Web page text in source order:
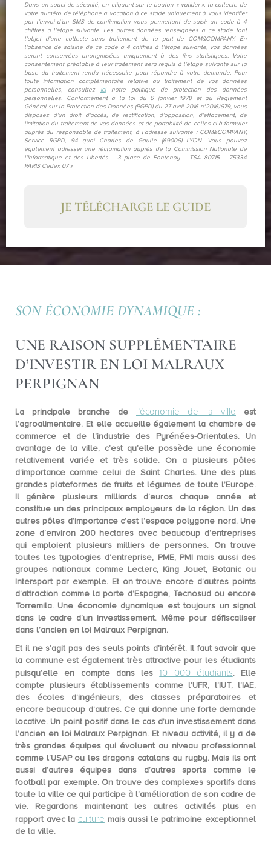
Dans un souci de sécurité, en cliquant sur le bouton « valider », la collecte de
votre numéro de téléphone a vocation à ce stade uniquement à vous identifier
par l’envoi d’un SMS de confirmation vous permettant de saisir un code à 4
chiffres à l’étape suivante. Les autres données renseignées à ce stade font
l’objet d’une collecte sans traitement de la part de COM&COMPANY. En
l’absence de saisine de ce code à 4 chiffres à l’étape suivante, vos données
seront conservées anonymisées uniquement à des fins statistiques. Votre
consentement préalable à leur traitement sera requis à l’étape suivante sur la
base du traitement rendu nécessaire pour répondre à votre demande. Pour
toute information complémentaire relative au traitement de vos données
personnelles, consultez
icinotre politique de protection des données
personnelles. Conformément à la loi du 6 janvier 1978 et au Règlement
Général sur la Protection des Données (RGPD) du 27 avril 2016 n°2016/679, vous
disposez d’un droit d’accès, de rectification, d’opposition, d’effacement, de
limitation du traitement de vos données et de portabilité de celles-ci à formuler
auprès du responsable de traitement, à l’adresse suivante : COM&COMPANY,
Service RGPD, 94 quai Charles de Gaulle (69006) LYON. Vous pouvez
également adresser une réclamation auprès de la Commission Nationale de
l’Informatique et des Libertés – 3 place de Fontenoy – TSA 80715 – 75334
PARIS Cedex 07 »
JE TÉLÉCHARGE LE GUIDE
SON ÉCONOMIE DYNAMIQUE :
UNE RAISON SUPPLÉMENTAIRE
D’INVESTIR EN LOI MALRAUX
PERPIGNAN
La principale branche de l’économie de la ville est
l’agroalimentaire. Et elle accueille également la chambre de
commerce et de l’industrie des Pyrénées-Orientales. Un
avantage de la ville, c’est qu’elle possède une économie
relativement variée et très solide. On a plusieurs pôles
d’importance comme celui de Saint Charles. Une des plus
grandes plateformes de fruits et légumes de toute l’Europe.
Il génère plusieurs milliards d’euros chaque année et
constitue un des principaux employeurs de la région. Un des
autres pôles d’importance c’est l’espace polygone nord. Une
zone d’environ 200 hectares avec beaucoup d’entreprises
qui emploient plusieurs milliers de personnes. On trouve
toutes les typologies d’entreprise, PME, PMI mais aussi des
groupes nationaux comme Leclerc, King Jouet, Botanic ou
Intersport par exemple. Et on trouve encore d’autres points
d’attraction comme la porte d’Espagne, Tecnosud ou encore
Torremila. Une économie dynamique est toujours un signal
dans le cadre d’un investissement. Même pour défiscaliser
dans l’ancien en loi Malraux Perpignan.
Et il ne s’agit pas des seuls points d’intérêt. Il faut savoir que
la commune est également très attractive pour les étudiants
puisqu’elle en compte dans les10 000 étudiants. Elle
compte plusieurs établissements comme l’UFR, l’IUT, l’IAE,
des écoles d’ingénieurs, des classes préparatoires et
encore beaucoup d’autres. Ce qui donne une forte demande
locative. Un point positif dans le cas d’un investissement dans
l’ancien en loi Malraux Perpignan. Et niveau activité, il y a de
très grandes équipes qui évoluent au niveau professionnel
comme l’USAP ou les dragons catalans au rugby. Mais ils ont
aussi d’autres équipes dans d’autres sports comme le
football par exemple. On trouve des complexes sportifs dans
toute la ville ce qui participe à l’amélioration de son cadre de
vie. Regardons maintenant les autres activités plus en
rapport avec la culture mais aussi le patrimoine exceptionnel
de la ville.